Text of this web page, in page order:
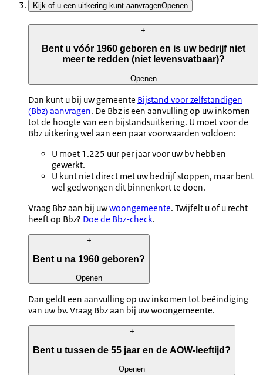
Kijk of u een uitkering kunt aanvragenOpenen
+
Bent u vóór 1960 geboren en is uw bedrijf niet
meer te redden (niet levensvatbaar)?
Openen
Dan kunt u bij uw gemeente Bijstand voor zelfstandigen
(Bbz) aanvragen. De Bbz is een aanvulling op uw inkomen
tot de hoogte van een bijstandsuitkering. U moet voor de
Bbz uitkering wel aan een paar voorwaarden voldoen:
U moet 1.225 uur per jaar voor uw bv hebben
gewerkt.
U kunt niet direct met uw bedrijf stoppen, maar bent
wel gedwongen dit binnenkort te doen.
Vraag Bbz aan bij uwwoongemeente. Twijfelt u of u recht
heeft op Bbz? Doe de Bbz-check.
+
Bent u na 1960 geboren?
Openen
Dan geldt een aanvulling op uw inkomen tot beëindiging
van uw bv. Vraag Bbz aan bij uw woongemeente.
+
Bent u tussen de 55 jaar en de AOW-leeftijd?
Openen